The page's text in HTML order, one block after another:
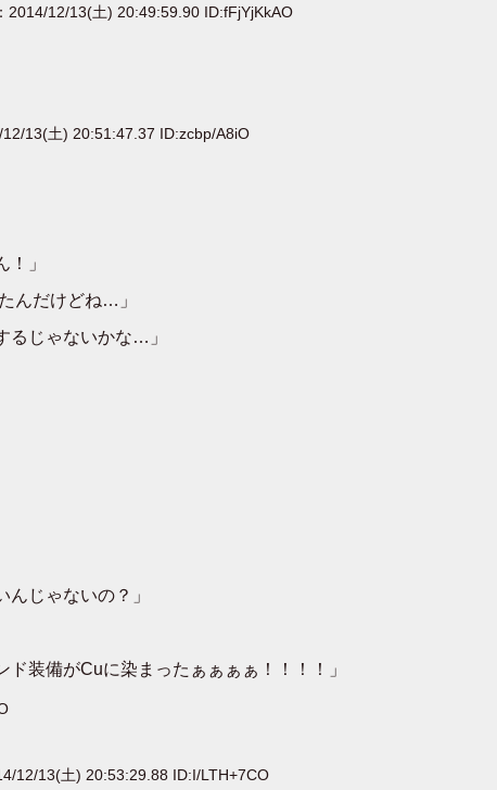
2014/12/13(土) 20:49:59.90 ID:fFjYjKkAO
13(土) 20:51:47.37 ID:zcbp/A8iO
」
んだけどね…」
るじゃないかな…」
じゃないの？」
装備がCuに染まったぁぁぁぁ！！！！」
12/13(土) 20:53:29.88 ID:I/LTH+7CO